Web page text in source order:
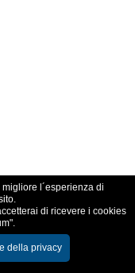
l´esperienza di
di ricevere i cookies
della privacy